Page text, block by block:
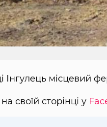
Інгулець місцевий
своїй сторінці у